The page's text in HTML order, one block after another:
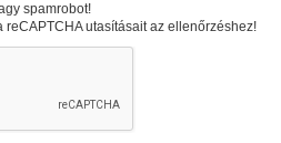
spamrobot!
utasításait az ellenőrzéshez!